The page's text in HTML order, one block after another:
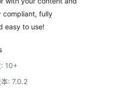
compliant, fully
easy to use!
10+
: 7.0.2